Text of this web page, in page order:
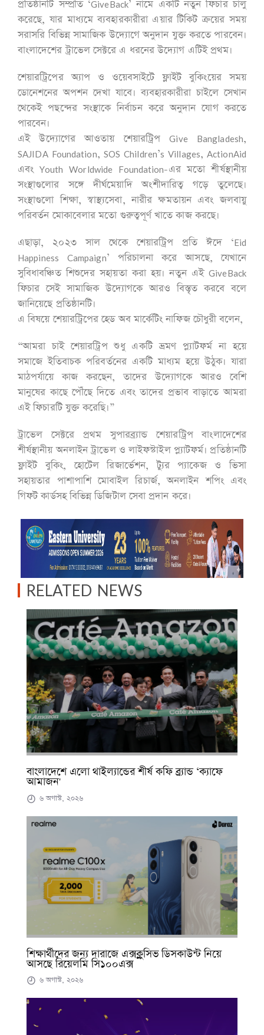
প্রতিষ্ঠানটি সম্প্রতি ‘GiveBack’ নামে একটি নতুন ফিচার চালু
করেছে, যার মাধ্যমে ব্যবহারকারীরা এয়ার টিকিট ক্রয়ের সময়
সরাসরি বিভিন্ন সামাজিক উদ্যোগে অনুদান যুক্ত করতে পারবেন।
বাংলাদেশের ট্রাভেল সেক্টরে এ ধরনের উদ্যোগ এটিই প্রথম।
শেয়ারট্রিপের অ্যাপ ও ওয়েবসাইটে ফ্লাইট বুকিংয়ের সময়
ডোনেশনের অপশন দেখা যাবে। ব্যবহারকারীরা চাইলে সেখান
থেকেই পছন্দের সংস্থাকে নির্বাচন করে অনুদান যোগ করতে
পারবেন।
এই উদ্যোগের আওতায় শেয়ারট্রিপ Give Bangladesh,
SAJIDA Foundation, SOS Children’s Villages, ActionAid
এবং Youth Worldwide Foundation-এর মতো শীর্ষস্থানীয়
সংস্থাগুলোর সঙ্গে দীর্ঘমেয়াদি অংশীদারিত্ব গড়ে তুলেছে।
সংস্থাগুলো শিক্ষা, স্বাস্থ্যসেবা, নারীর ক্ষমতায়ন এবং জলবায়ু
পরিবর্তন মোকাবেলার মতো গুরুত্বপূর্ণ খাতে কাজ করছে।
এছাড়া, ২০২৩ সাল থেকে শেয়ারট্রিপ প্রতি ঈদে ‘Eid
Happiness Campaign’ পরিচালনা করে আসছে, যেখানে
সুবিধাবঞ্চিত শিশুদের সহায়তা করা হয়। নতুন এই GiveBack
ফিচার সেই সামাজিক উদ্যোগকে আরও বিস্তৃত করবে বলে
জানিয়েছে প্রতিষ্ঠানটি।
এ বিষয়ে শেয়ারট্রিপের হেড অব মার্কেটিং নাফিজ চৌধুরী বলেন,
“আমরা চাই শেয়ারট্রিপ শুধু একটি ভ্রমণ প্ল্যাটফর্ম না হয়ে
সমাজে ইতিবাচক পরিবর্তনের একটি মাধ্যম হয়ে উঠুক। যারা
মাঠপর্যায়ে কাজ করছেন, তাদের উদ্যোগকে আরও বেশি
মানুষের কাছে পৌঁছে দিতে এবং তাদের প্রভাব বাড়াতে আমরা
এই ফিচারটি যুক্ত করেছি।”
ট্রাভেল সেক্টরে প্রথম সুপারব্র্যান্ড শেয়ারট্রিপ বাংলাদেশের
শীর্ষস্থানীয় অনলাইন ট্রাভেল ও লাইফস্টাইল প্ল্যাটফর্ম। প্রতিষ্ঠানটি
ফ্লাইট বুকিং, হোটেল রিজার্ভেশন, ট্যুর প্যাকেজ ও ভিসা
সহায়তার পাশাপাশি মোবাইল রিচার্জ, অনলাইন শপিং এবং
গিফট কার্ডসহ বিভিন্ন ডিজিটাল সেবা প্রদান করে।
RELATED NEWS
বাংলাদেশে এলো থাইল্যান্ডের শীর্ষ কফি ব্র্যান্ড ‘ক্যাফে
আমাজন'
৬ অগাস্ট, ২০২৬
শিক্ষার্থীদের জন্য দারাজে এক্সক্লুসিভ ডিসকাউন্ট নিয়ে
আসছে রিয়েলমি সি১০০এক্স
৬ অগাস্ট, ২০২৬